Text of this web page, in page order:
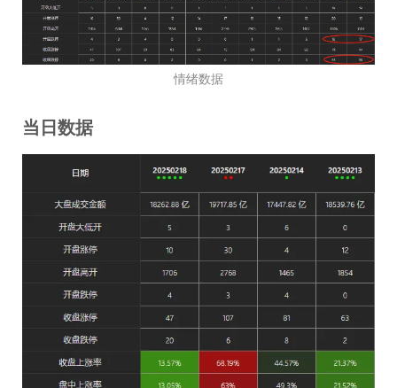
情绪数据
当日数据